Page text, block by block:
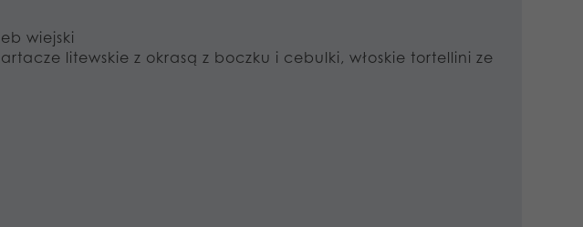
wiejski
litewskie z okrasą z boczku i cebulki, włoskie tortellini ze